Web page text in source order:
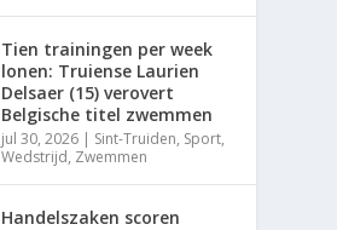
Tien trainingen per week
lonen: Truiense Laurien
Delsaer (15) verovert
Belgische titel zwemmen
jul 30, 2026 | Sint-Truiden, Sport,
Wedstrijd, Zwemmen
Handelszaken scoren